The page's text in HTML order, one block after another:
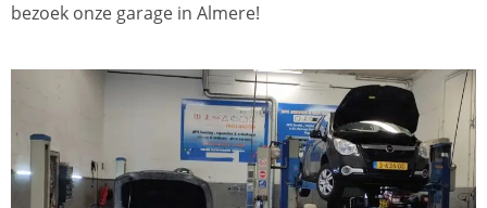
bezoek onze garage in Almere!